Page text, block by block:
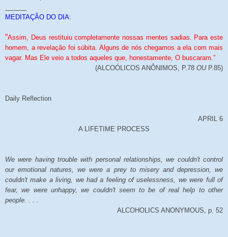
MEDITAÇÃO DO DIA:
“Assim, Deus restituiu completamente nossas mentes sadias. Para este
homem, a revelação foi súbita. Alguns de nós chegamos a ela com mais
vagar. Mas Ele veio a todos aqueles que, honestamente, O buscaram.”
(ALCOÓLICOS ANÔNIMOS, P.78 OUP.85)
Daily Reflection
APRIL 6
A LIFETIME PROCESS
We were having trouble with personal relationships, we couldn't control
our emotional natures, we were a prey to misery and depression, we
couldn't make a living, we had a feeling of uselessness, we were full of
fear, we were unhappy, we couldn't seem to be of real help to other
people. . . .
ALCOHOLICS ANONYMOUS, p. 52